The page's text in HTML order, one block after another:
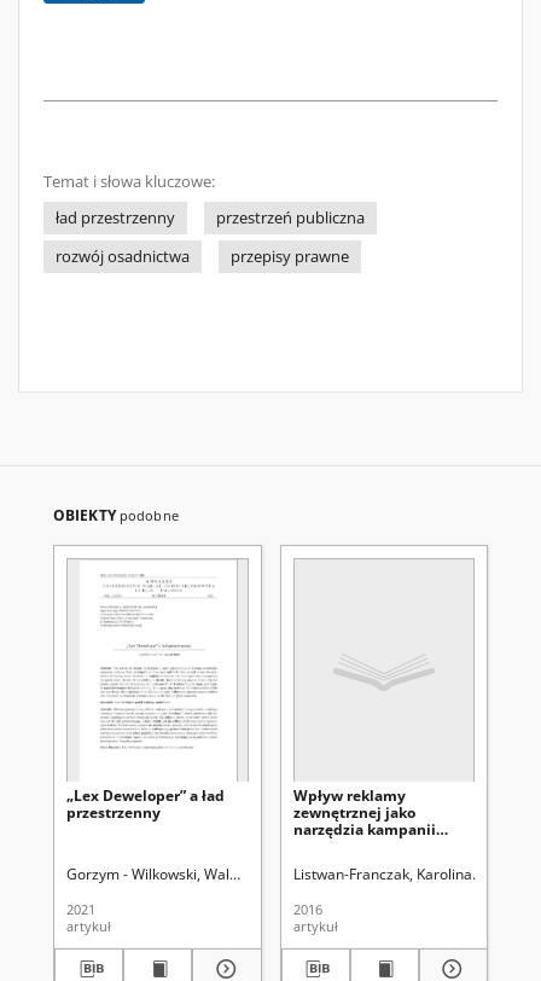
Temat i słowa kluczowe:
ład przestrzenny
przestrzeń publiczna
rozwój osadnictwa
przepisy prawne
OBIEKTY podobne
„Lex Deweloper” a ład
przestrzenny
Gorzym - Wilkowski, Waldemar A. Uniwersytet Marii Curie-
2021
artykuł
Wpływ reklamy
zewnętrznej jako
narzędzia kampanii
przestrzeni publicznej
miasta Krakowa
Listwan-Franczak, Karolina
2016
artykuł